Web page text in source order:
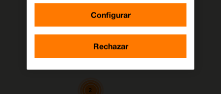
2
12
Configurar
Rechazar